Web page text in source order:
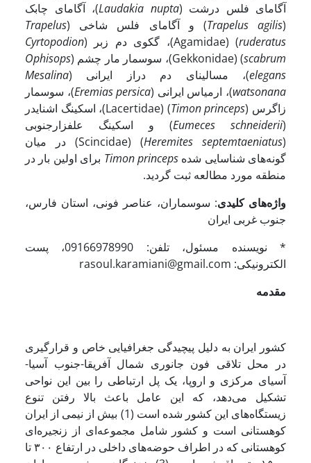
آگامای فلس درشت (
Laudakia nupta
)، آگامای چابک
(
Trapelus agilis ) و آگامای فلس شاخی (Trapelus
ruderatus) (Agamidae)، گکوی دم زبر (
Cyrtopodion
scabrum) (Gekkonidae)، سوسمار مار چشم (
Ophisops
elegans)، مسالینای دم دراز ایرانی (Mesalina
watsonana)، ارمیاس ایرانی ( Eremias persica
)، سوسمار
زاگرس (
Timon princeps
) (Lacertidae)، اسکینگ اشنایدر
(
Eumeces schneiderii
) و اسکینگ علفزارجنوبی
(
Heremites septemtaeniatus
) (Scincidae) در میان
گونه‌های شناسایی شده
Timon princeps
برای اولین بار در
منطقه مورد مطالعه ثبت گردید.
واژه‌های کلیدی: سوسماران، عناصر فونی، استان فارس،
جنوب غربی ایران
* نویسنده مسئول، تلفن: 09166978990، پست
الکترونیکی: rasoul.karamiani@gmail.com
مقدمه
کشور ایران به دلیل پیچیدگی جغرافیایی خاص و قرارگیری
در محل تلاقی فون جانوری شمال آفریقا-جنوب آسیا-
آسیای مرکزی و اروپا، یک پل ارتباطی را بین این نواحی
تشکیل می‌دهد، که این عامل باعث بالا رفتن تنوع
زیستگاه‌های این کشور شده است (1) بیش از نیمی از ایران
کوهستانی است و کشور شامل مجموعه‌ای از زنجیره‌ای
کوهستانی که در اطراف حوضه‌های داخلی در ارتفاع ۳۰۰ تا